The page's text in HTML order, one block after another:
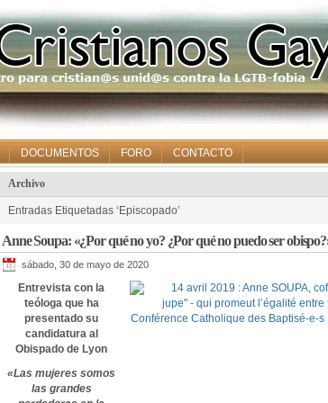
DOCUMENTOS FORO CONTACTO
Archivo
Entradas Etiquetadas ‘Episcopado’
Anne Soupa: «¿Por qué no yo? ¿Por qué no puedo ser
sábado, 30 de mayo de 2020
Entrevista con la
teóloga que ha
presentado su
candidatura al
Obispado de Lyon
«Las mujeres somos
las grandes